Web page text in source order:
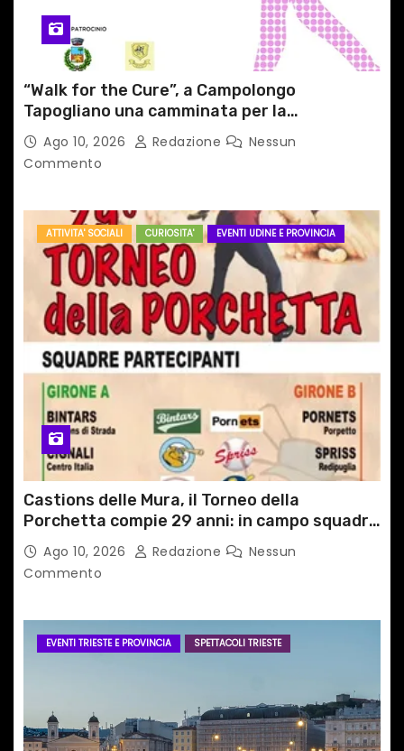
“Walk for the Cure”, a Campolongo
Tapogliano una camminata per la
prevenzione dei tumori del seno
Ago 10, 2026 Redazione
Nessun
Commento
ATTIVITA' SOCIALI CURIOSITA' EVENTI UDINE E PROVINCIA
Castions delle Mura, il Torneo della
Porchetta compie 29 anni: in campo squadre
da tutta Italia e dall’estero
Ago 10, 2026 Redazione
Nessun
Commento
EVENTI TRIESTE E PROVINCIA SPETTACOLI TRIESTE